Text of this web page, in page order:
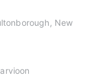
New